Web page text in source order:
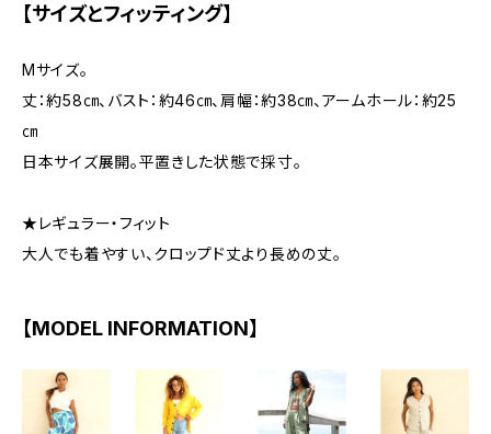
【サイズとフィッティング】
Mサイズ。
丈：約58㎝、バスト：約46㎝、肩幅：約38㎝、アームホール：約25
㎝
日本サイズ展開。平置きした状態で採寸。
★レギュラー・フィット
大人でも着やすい、クロップド丈より長めの丈。
【MODEL INFORMATION】